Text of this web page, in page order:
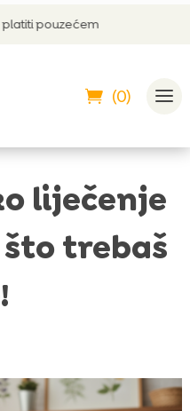
(0)
liječenje
što trebaš